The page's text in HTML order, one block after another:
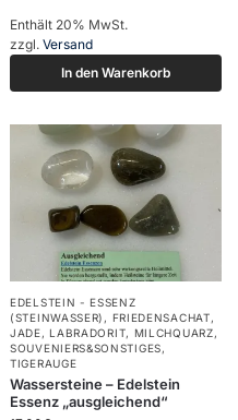
Enthält 20% MwSt.
zzgl. Versand
In den Warenkorb
EDELSTEIN - ESSENZ
(STEINWASSER) , FRIEDENSACHAT,
JADE, LABRADORIT, MILCHQUARZ,
SOUVENIERS&SONSTIGES,
TIGERAUGE
Wassersteine – Edelstein
Essenz „ausgleichend“